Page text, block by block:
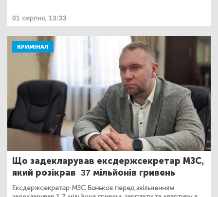
01 серпня, 13:33
КРИМІНАЛ
Що задекларував ексдержсекретар МЗС,
який розікрав 37 мільйонів гривень
Ексдержсекретар МЗС Баньков перед звільненням